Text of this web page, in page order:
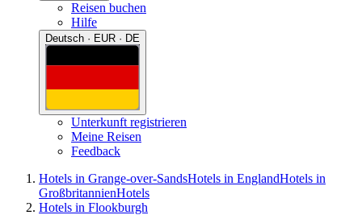
Reisen buchen
Hilfe
Deutsch · EUR · DE
Unterkunft registrieren
Meine Reisen
Feedback
Hotels in Grange-over-SandsHotels in EnglandHotels in
GroßbritannienHotels
Hotels in Flookburgh